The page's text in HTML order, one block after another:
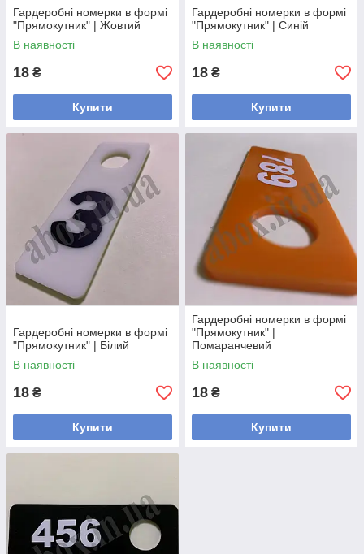
Гардеробні номерки в формі
"Прямокутник" | Жовтий
В наявності
18 ₴
Купити
Гардеробні номерки в формі
"Прямокутник" | Синій
В наявності
18 ₴
Купити
Гардеробні номерки в формі
"Прямокутник" | Білий
В наявності
18 ₴
Купити
Гардеробні номерки в формі
"Прямокутник" |
Помаранчевий
В наявності
18 ₴
Купити